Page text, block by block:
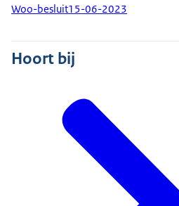
Woo-besluit15-06-2023
Hoort bij